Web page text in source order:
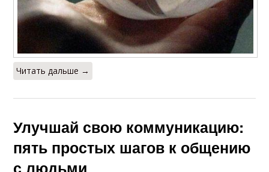
Читать дальше →
Улучшай свою коммуникацию:
пять простых шагов к общению